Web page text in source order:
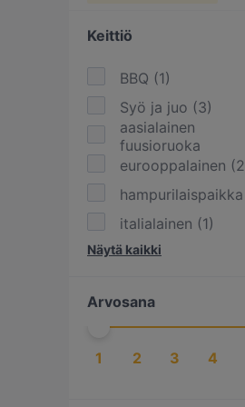
Keittiö
BBQ (1)
Syö ja juo (3)
aasialainen
fuusioruoka
eurooppalainen (2
hampurilaispaikka
italialainen (1)
kansainvälinen
pohjoismainen
thaimaalainen
Näytä kaikki
Arvosana
1 2 3 4